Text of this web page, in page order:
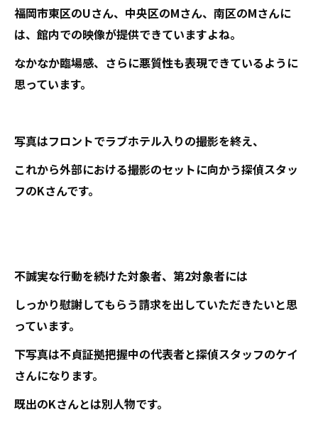
福岡市東区のUさん、中央区のMさん、南区のMさんに
は、館内での映像が提供できていますよね。
なかなか臨場感、さらに悪質性も表現できているように
思っています。
写真はフロントでラブホテル入りの撮影を終え、
これから外部における撮影のセットに向かう探偵スタッ
フのKさんです。
不誠実な行動を続けた対象者、第2対象者には
しっかり慰謝してもらう請求を出していただきたいと思
っています。
下写真は不貞証拠把握中の代表者と探偵スタッフのケイ
さんになります。
既出のKさんとは別人物です。